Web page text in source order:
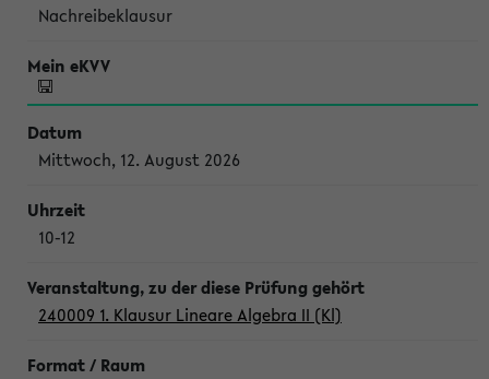
Nachreibeklausur
Mittwoch, 12. August 2026
10-12
240009 1. Klausur Lineare Algebra II (Kl)